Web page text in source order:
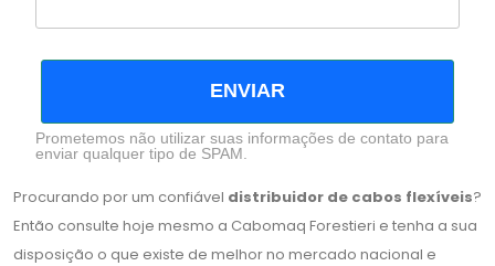
ENVIAR
Prometemos não utilizar suas informações de contato para
enviar qualquer tipo de SPAM.
Procurando por um confiável distribuidor de cabos flexíveis?
Então consulte hoje mesmo a Cabomaq Forestieri e tenha a sua
disposição o que existe de melhor no mercado nacional e